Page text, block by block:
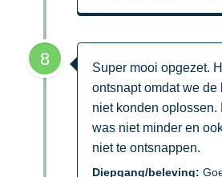
8
Super mooi opgezet.
ontsnapt omdat we de
niet konden oplossen.
was niet minder en
niet te ontsnappen.
Diepgang/beleving: